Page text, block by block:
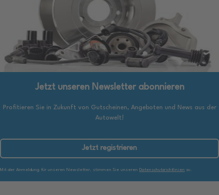
Jetzt unseren Newsletter abonnieren
Profitieren Sie in Zukunft von Gutscheinen, Angeboten und News aus der
Autowelt!
Jetzt registrieren
Mit der Anmeldung für unseren Newsletter, stimmen Sie unseren Datenschutzrichtlinien zu.